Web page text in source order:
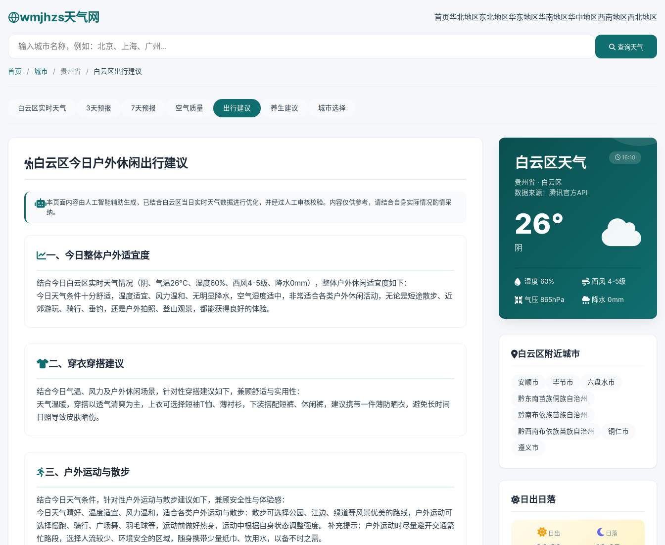
wmjhzs天气网 首页华北地区东北地区华东地区华南地区华中地区西南地区西北地区
查询天气
首页 / 城市 / 贵州省 / 白云区出行建议
白云区实时天气 3天预报 7天预报 空气质量 出行建议 养生建议 城市选择
白云区今日户外休闲出行建议
本页面内容由人工智能辅助生成，已结合白云区当日实时天气数据进行优化，并经过人工审核校验。内容仅供参考，请结合自身实际情况酌情采
纳。
一、今日整体户外适宜度
结合今日白云区实时天气情况（阴、气温26℃、湿度60%、西风4-5级、降水0mm），整体户外休闲适宜度如下：
今日天气条件十分舒适，温度适宜、风力温和、无明显降水，空气湿度适中，非常适合各类户外休闲活动，无论是短途散步、近
郊游玩、骑行、垂钓，还是户外拍照、登山观景，都能获得良好的体验。
二、穿衣穿搭建议
结合今日气温、风力及户外休闲场景，针对性穿搭建议如下，兼顾舒适与实用性：
天气温暖，穿搭以透气清爽为主，上衣可选择短袖T恤、薄衬衫，下装搭配短裤、休闲裤，建议携带一件薄防晒衣，避免长时间
日照导致皮肤晒伤。
三、户外运动与散步
结合今日天气条件，针对性户外运动与散步建议如下，兼顾安全性与体验感：
今日天气晴好、温度适宜、风力温和，适合各类户外运动与散步：散步可选择公园、江边、绿道等风景优美的路线，户外运动可
选择慢跑、骑行、广场舞、羽毛球等，运动前做好热身，运动中根据自身状态调整强度。 补充提示：户外运动时尽量避开交通繁
忙路段，选择人流较少、环境安全的区域，随身携带少量纸巾、饮用水，以备不时之需。
白云区天气
贵州省 · 白云区
数据来源：腾讯官方API
16:10
26°
阴
湿度 60% 西风 4-5级
气压 865hPa 降水 0mm
白云区附近城市
安顺市 毕节市 六盘水市
黔东南苗族侗族自治州
黔南布依族苗族自治州
黔西南布依族苗族自治州 铜仁市
遵义市
日出日落
日出 日落